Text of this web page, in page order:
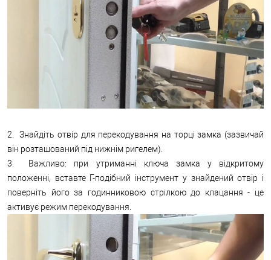
2. Знайдіть отвір для перекодування на торці замка (зазвичай
він розташований під нижнім ригелем).
3. Важливо: при утриманні ключа замка у відкритому
положенні, вставте Г-подібний інструмент у знайдений отвір і
поверніть його за годинниковою стрілкою до клацання - це
активує режим перекодування.